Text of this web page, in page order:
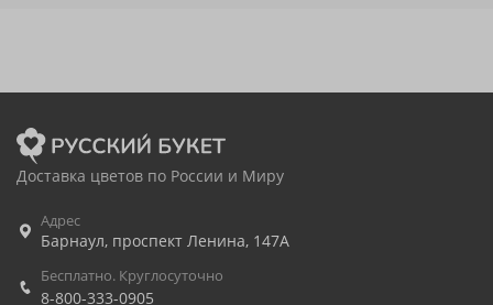
Доставка цветов по России и Миру
Адрес
Барнаул, проспект Ленина, 147А
Бесплатно. Круглосуточно
8-800-333-0905